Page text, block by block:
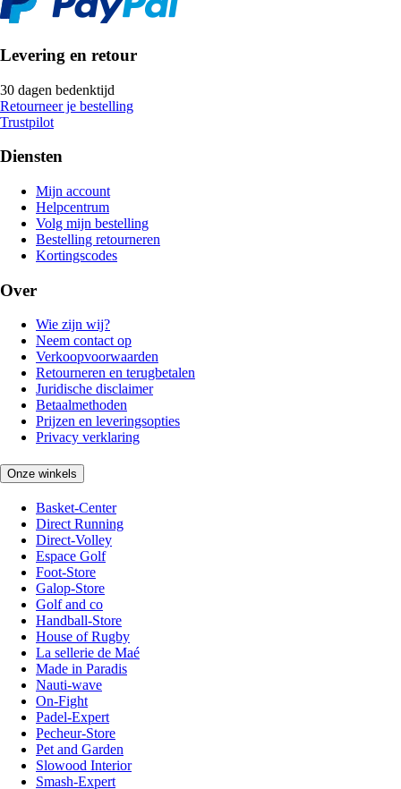
Levering en retour
30 dagen bedenktijd
Retourneer je bestelling
Trustpilot
Diensten
Mijn account
Helpcentrum
Volg mijn bestelling
Bestelling retourneren
Kortingscodes
Over
Wie zijn wij?
Neem contact op
Verkoopvoorwaarden
Retourneren en terugbetalen
Juridische disclaimer
Betaalmethoden
Prijzen en leveringsopties
Privacy verklaring
Onze winkels
Basket-Center
Direct Running
Direct-Volley
Espace Golf
Foot-Store
Galop-Store
Golf and co
Handball-Store
House of Rugby
La sellerie de Maé
Made in Paradis
Nauti-wave
On-Fight
Padel-Expert
Pecheur-Store
Pet and Garden
Slowood Interior
Smash-Expert